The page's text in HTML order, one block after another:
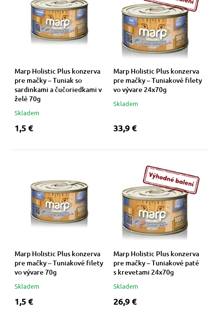
poukazy
Marp Holistic Plus konzerva
pre mačky – Tuniak so
sardinkami a čučoriedkami v
želé 70g
Skladem
1,5 €
Marp Holistic Plus konzerva
pre mačky – Tuniakové filety
vo vývare 24x70g
Skladem
33,9 €
Marp Holistic Plus konzerva
pre mačky – Tuniakové filety
vo vývare 70g
Skladem
1,5 €
Marp Holistic Plus konzerva
pre mačky – Tuniakové paté
s krevetami 24x70g
Skladem
26,9 €